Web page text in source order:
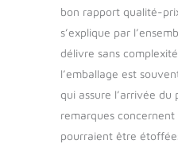
bon rapport qualité-
s’explique par
délivre sans
l’emballage est
qui assure l’arrivée
remarques concernent
pourraient être